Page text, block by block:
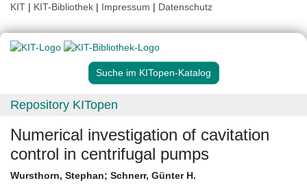
KIT | KIT-Bibliothek | Impressum | Datenschutz
Suche im KITopen-Katalog
Repository KITopen
Numerical investigation of cavitation
control in centrifugal pumps
Wursthorn, Stephan; Schnerr, Günter H.